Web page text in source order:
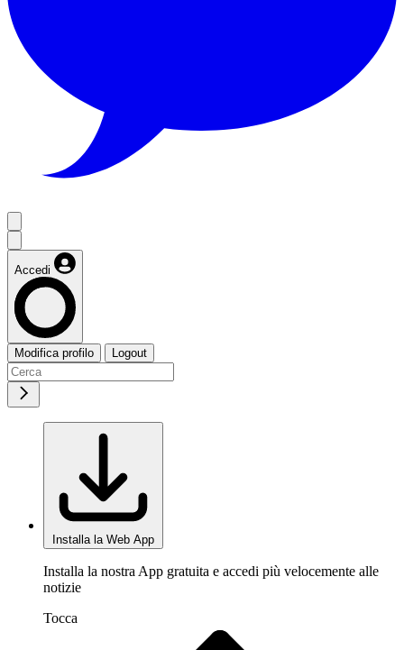
Accedi
Modifica profilo Logout
Installa la Web App
Installa la nostra App gratuita e accedi più velocemente alle
notizie
Tocca